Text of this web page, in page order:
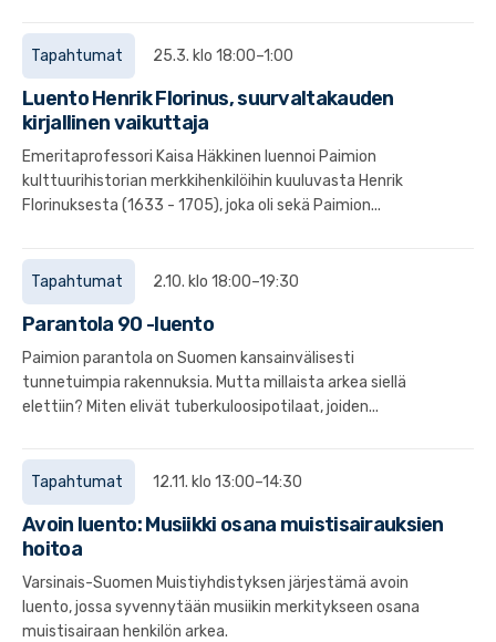
Tapahtumat 25.3. klo 18:00–1:00
Luento Henrik Florinus, suurvaltakauden
kirjallinen vaikuttaja
Emeritaprofessori Kaisa Häkkinen luennoi Paimion
kulttuurihistorian merkkihenkilöihin kuuluvasta Henrik
Florinuksesta (1633 - 1705), joka oli sekä Paimion...
Tapahtumat 2.10. klo 18:00–19:30
Parantola 90 -luento
Paimion parantola on Suomen kansainvälisesti
tunnetuimpia rakennuksia. Mutta millaista arkea siellä
elettiin? Miten elivät tuberkuloosipotilaat, joiden...
Tapahtumat 12.11. klo 13:00–14:30
Avoin luento: Musiikki osana muistisairauksien
hoitoa
Varsinais-Suomen Muistiyhdistyksen järjestämä avoin
luento, jossa syvennytään musiikin merkitykseen osana
muistisairaan henkilön arkea.